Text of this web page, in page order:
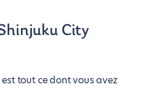
City
tout ce dont vous avez